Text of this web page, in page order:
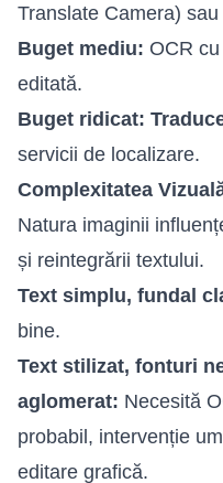
Translate Camera) sau
Buget mediu: OCR cu
editată.
Buget ridicat:
servicii de localizare.
Complexitatea
Natura imaginii
și reintegrării textului.
Text simplu, fundal
bine.
Text stilizat, fonturi
aglomerat: Necesită
probabil, intervenție
editare grafică.